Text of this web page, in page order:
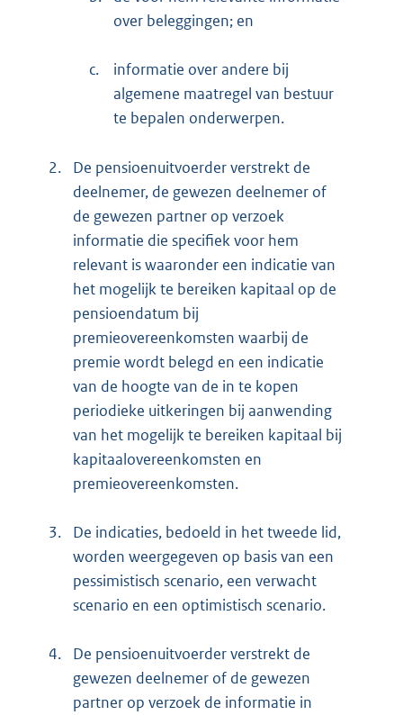
over beleggingen; en
c.
informatie over andere bij
algemene maatregel van bestuur
te bepalen onderwerpen.
2.
De pensioenuitvoerder verstrekt de
deelnemer, de gewezen deelnemer of
de gewezen partner op verzoek
informatie die specifiek voor hem
relevant is waaronder een indicatie van
het mogelijk te bereiken kapitaal op de
pensioendatum bij
premieovereenkomsten waarbij de
premie wordt belegd en een indicatie
van de hoogte van de in te kopen
periodieke uitkeringen bij aanwending
van het mogelijk te bereiken kapitaal bij
kapitaalovereenkomsten en
premieovereenkomsten.
3.
De indicaties, bedoeld in het tweede lid,
worden weergegeven op basis van een
pessimistisch scenario, een verwacht
scenario en een optimistisch scenario.
4.
De pensioenuitvoerder verstrekt de
gewezen deelnemer of de gewezen
partner op verzoek de informatie in